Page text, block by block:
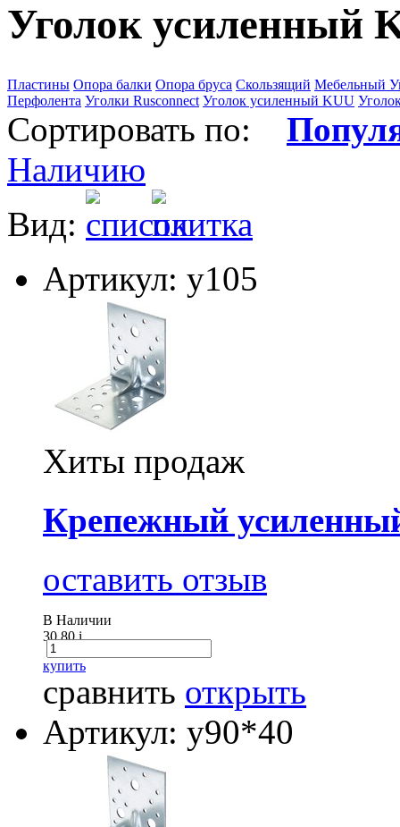
Уголок усиленный
Пластины Опора балки Опора бруса Скользящий Мебельный
Перфолента Уголки Rusconnect Уголок усиленный KUU
Сортировать по:
Наличию
Вид:
Артикул: у105
Хиты продаж
Крепежный
оставить отзыв
В Наличии
30.80i
купить
сравнить открыть
Артикул: у90*40